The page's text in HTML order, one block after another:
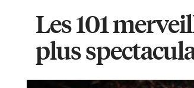
Les 101
plus